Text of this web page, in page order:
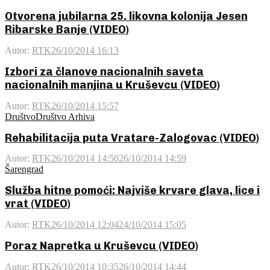
Otvorena jubilarna 25. likovna kolonija Jesen
Ribarske Banje (VIDEO)
Autor: RTK26/10/2014 16:13
Izbori za članove nacionalnih saveta
nacionalnih manjina u Kruševcu (VIDEO)
Autor: RTK26/10/2014 15:57
DruštvoDruštvo Arhiva
Rehabilitacija puta Vratare-Zalogovac (VIDEO)
Autor: RTK26/10/2014 14:5026/10/2014 14:59
Šarengrad
Služba hitne pomoći: Najviše krvare glava, lice i
vrat (VIDEO)
Autor: RTK26/10/2014 12:0424/10/2014 15:05
Poraz Napretka u Kruševcu (VIDEO)
Autor: RTK26/10/2014 10:3526/10/2014 14:44